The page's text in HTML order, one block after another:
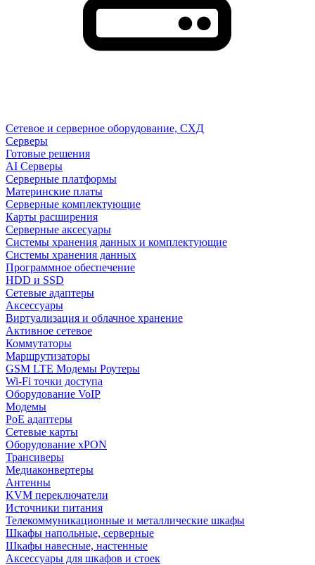
Сетевое и серверное оборудование, СХД
Cерверы
Готовые решения
AI Серверы
Серверные платформы
Материнские платы
Серверные комплектующие
Карты расширения
Серверные аксесуары
Системы хранения данных и комплектующие
Системы хранения данных
Программное обеспечение
HDD и SSD
Сетевые адаптеры
Аксессуары
Виртуализация и облачное хранение
Активное сетевое
Коммутаторы
Маршрутизаторы
GSM LTE Модемы Роутеры
Wi-Fi точки доступа
Оборудование VoIP
Модемы
PoE адаптеры
Сетевые карты
Оборудование xPON
Трансиверы
Медиаконвертеры
Антенны
KVM переключатели
Источники питания
Телекоммуникационные и металлические шкафы
Шкафы напольные, серверные
Шкафы навесные, настенные
Аксессуары для шкафов и стоек